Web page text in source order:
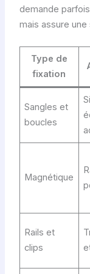
demande
mais assure
Type de
fixation
Sangles et
boucles
Magnétique
Rails et
clips